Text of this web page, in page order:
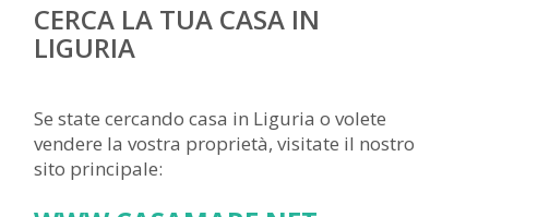
CERCA LA TUA CASA IN
LIGURIA
Se state cercando casa in Liguria o volete
vendere la vostra proprietà, visitate il nostro
sito principale: